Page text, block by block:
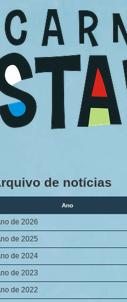
de notícias
Ano
de 2026
de 2025
de 2024
de 2023
de 2022